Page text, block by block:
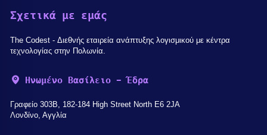
Σχετικά με εμάς
The Codest - Διεθνής εταιρεία ανάπτυξης λογισμικού με κέντρα
τεχνολογίας στην Πολωνία.
Ηνωμένο Βασίλειο - Έδρα
Γραφείο 303B, 182-184 High Street North E6 2JA
Λονδίνο, Αγγλία